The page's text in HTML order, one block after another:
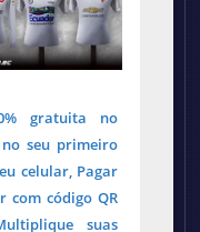
gratuita no
no seu primeiro
celular, Pagar
com código QR
suas